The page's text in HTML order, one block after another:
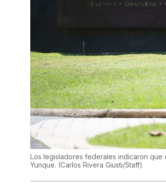
Los legisladores federales indicaron
Yunque. (Carlos Rivera Giusti/Staff)